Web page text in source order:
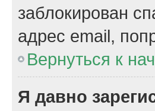
заблокирован
адрес email,
Вернуться к
Я давно